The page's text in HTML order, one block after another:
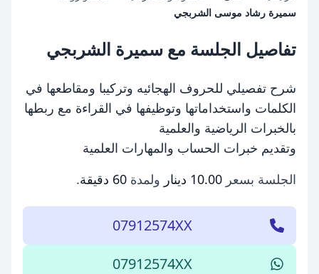
سميرة رشاد موسى الشربجي
تفاصيل الجلسة مع سميرة الشربجي
شرح تفصيلي للحروف الهجائيه وتركيبا ومقاطعها في
الكلمات واستخداماتها وتوظيفها في القراءة مع ربطها
بالخبرات الرياضية والعلمية
وتقديم خبرات الحساب والمهارات العلمية
الجلسة بسعر 10.00 دينار ولمدة 60 دقيقة .
07912574XX
07912574XX